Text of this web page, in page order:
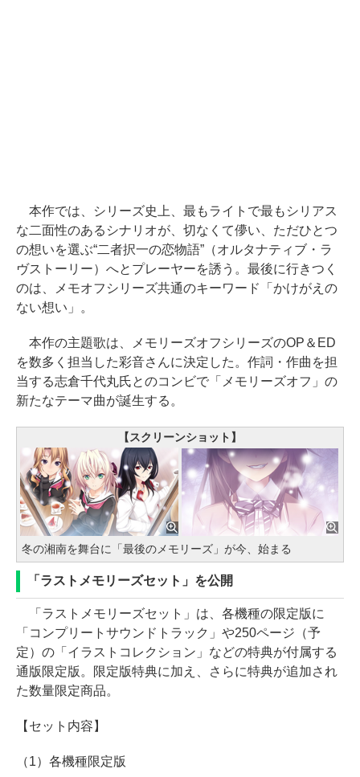
本作では、シリーズ史上、最もライトで最もシリアス
な二面性のあるシナリオが、切なくて儚い、ただひとつ
の想いを選ぶ“二者択一の恋物語”（オルタナティブ・ラ
ヴストーリー）へとプレーヤーを誘う。最後に行きつく
のは、メモオフシリーズ共通のキーワード「かけがえの
ない想い」。
本作の主題歌は、メモリーズオフシリーズのOP＆ED
を数多く担当した彩音さんに決定した。作詞・作曲を担
当する志倉千代丸氏とのコンビで「メモリーズオフ」の
新たなテーマ曲が誕生する。
【スクリーンショット】
冬の湘南を舞台に「最後のメモリーズ」が今、始まる
「ラストメモリーズセット」を公開
「ラストメモリーズセット」は、各機種の限定版に
「コンプリートサウンドトラック」や250ページ（予
定）の「イラストコレクション」などの特典が付属する
通版限定版。限定版特典に加え、さらに特典が追加され
た数量限定商品。
【セット内容】
（1）各機種限定版